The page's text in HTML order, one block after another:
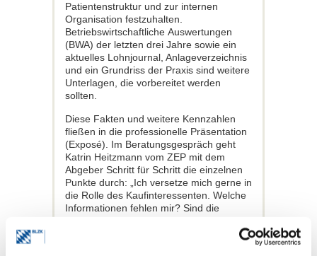
Patientenstruktur und zur internen
Organisation festzuhalten.
Betriebswirtschaftliche Auswertungen
(BWA) der letzten drei Jahre sowie ein
aktuelles Lohnjournal, Anlageverzeichnis
und ein Grundriss der Praxis sind weitere
Unterlagen, die vorbereitet werden
sollten.
Diese Fakten und weitere Kennzahlen
fließen in die professionelle Präsentation
(Exposé). Im Beratungsgespräch geht
Katrin Heitzmann vom ZEP mit dem
Abgeber Schritt für Schritt die einzelnen
Punkte durch: „Ich versetze mich gerne in
die Rolle des Kaufinteressenten. Welche
Informationen fehlen mir? Sind die
Irritationen? Ist der Patientenstamm stabil